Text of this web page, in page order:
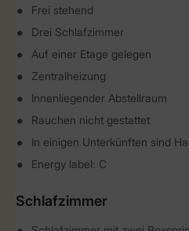
Frei stehend
Drei Schlafzimmer
Auf einer Etage gelegen
Zentralheizung
Innenliegender Abstellraum
Rauchen nicht gestattet
In einigen Unterkünften sind
Energy label: C
Schlafzimmer